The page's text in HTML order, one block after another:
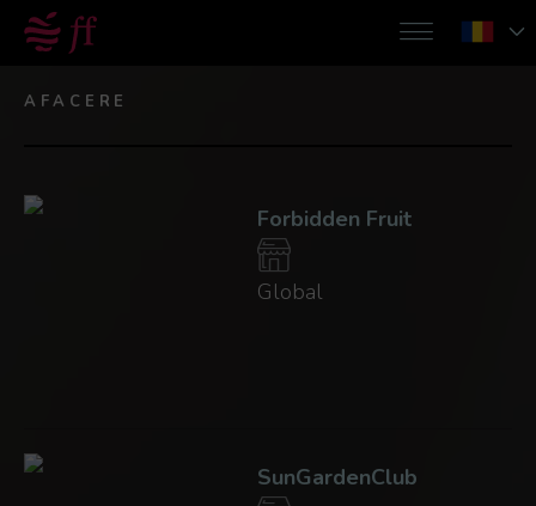
AFACERE
Forbidden Fruit
Global
SunGardenClub